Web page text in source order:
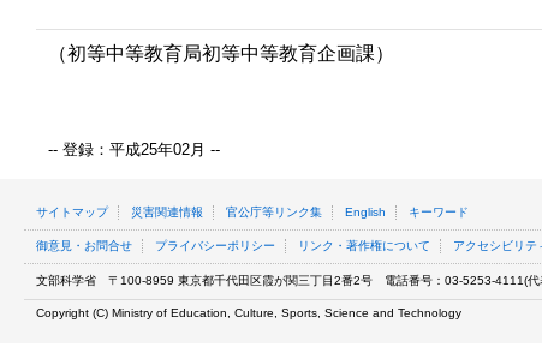
（初等中等教育局初等中等教育企画課）
-- 登録：平成25年02月 --
サイトマップ 災害関連情報 官公庁等リンク集 English キーワード
御意見・お問合せ プライバシーポリシー リンク・著作権について アクセシビリテ
文部科学省 〒100-8959 東京都千代田区霞が関三丁目2番2号 電話番号：03-5253-4111(
Copyright (C) Ministry of Education, Culture, Sports, Science and Technology